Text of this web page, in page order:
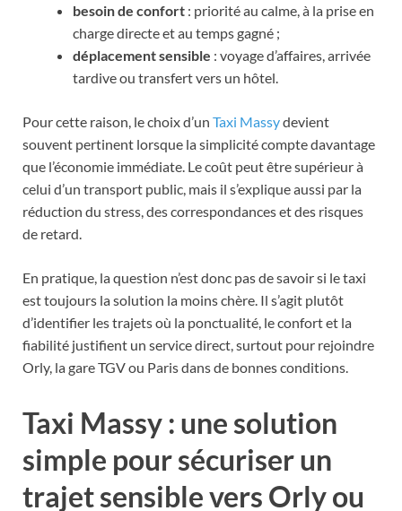
besoin de confort : priorité au calme, à la prise en
charge directe et au temps gagné ;
déplacement sensible : voyage d’affaires, arrivée
tardive ou transfert vers un hôtel.
Pour cette raison, le choix d’un Taxi Massydevient
souvent pertinent lorsque la simplicité compte davantage
que l’économie immédiate. Le coût peut être supérieur à
celui d’un transport public, mais il s’explique aussi par la
réduction du stress, des correspondances et des risques
de retard.
En pratique, la question n’est donc pas de savoir si le taxi
est toujours la solution la moins chère. Il s’agit plutôt
d’identifier les trajets où la ponctualité, le confort et la
fiabilité justifient un service direct, surtout pour rejoindre
Orly, la gare TGV ou Paris dans de bonnes conditions.
Taxi Massy : une solution
simple pour sécuriser un
trajet sensible vers Orly ou